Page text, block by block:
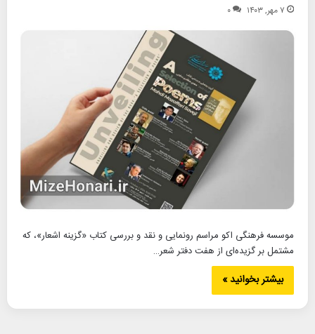
۷ مهر, ۱۴۰۳ ۰
موسسه فرهنگی اکو مراسم رونمایی و نقد و بررسی کتاب «گزینه اشعار»، که
مشتمل بر گزیده‌ای از هفت دفتر شعر…
بیشتر بخوانید »